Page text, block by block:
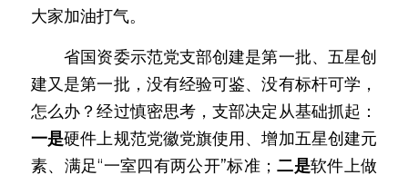
大家加油打气。
省国资委示范党支部创建是第一批、五星创
建又是第一批，没有经验可鉴、没有标杆可学，
怎么办？经过慎密思考，支部决定从基础抓起：
一是硬件上规范党徽党旗使用、增加五星创建元
素、满足“一室四有两公开”标准； 二是软件上做